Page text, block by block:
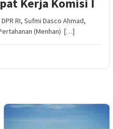
Kerja Komisi I
RI, Sufmi Dasco Ahmad,
(Menhan) […]